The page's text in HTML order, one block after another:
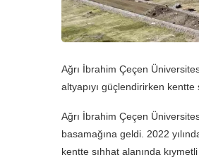
Ağrı İbrahim Çeçen
altyapıyı güçlendirirken
Ağrı İbrahim Çeçen
basamağına geldi. 2022
kentte sıhhat alanında